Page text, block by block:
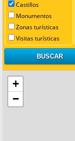
Castillos
Monumentos
Zonas turísticas
Visitas turísticas
+
−